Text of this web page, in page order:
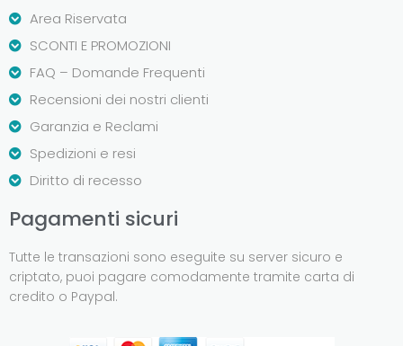
Area Riservata
SCONTI E PROMOZIONI
FAQ – Domande Frequenti
Recensioni dei nostri clienti
Garanzia e Reclami
Spedizioni e resi
Diritto di recesso
Pagamenti sicuri
Tutte le transazioni sono eseguite su server sicuro e
criptato, puoi pagare comodamente tramite carta di
credito o Paypal.